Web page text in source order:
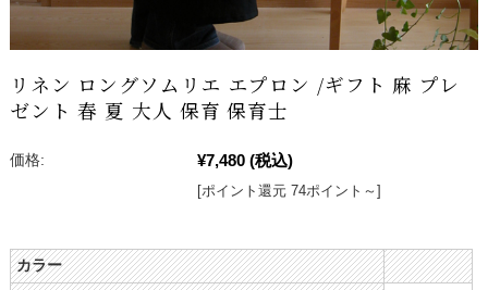
リネン ロングソムリエ エプロン /ギフト 麻 プレ
ゼント 春 夏 大人 保育 保育士
価格: ¥7,480 (税込)
[ポイント還元 74ポイント～]
カラー